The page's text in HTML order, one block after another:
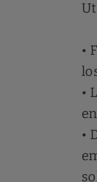
•
•
•